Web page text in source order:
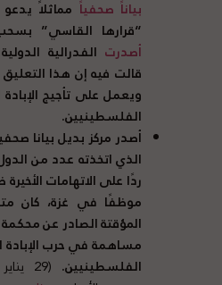
بياناً صحفياً مماثلاً
“قرارها القاسي”
أصدرت الفدرالية
قالت فيه إن هذا
ويعمل على تأجيج
الفلسطينيين.
أصدر مركز بديل بيانا
الذي اتخذته عدد من
ردًا على الاتهامات
موظفًا في غزة، كان
المؤقتة الصادر عن
مساهمة في حرب الإبادة
الفلسطينيين.